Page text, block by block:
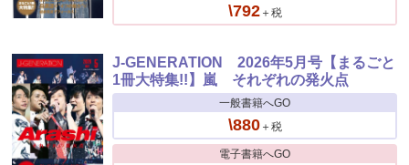
\792＋税
J-GENERATION 2026年5月号【まるごと
1冊大特集!!】嵐 それぞれの発火点
一般書籍へGO
\880＋税
電子書籍へGO